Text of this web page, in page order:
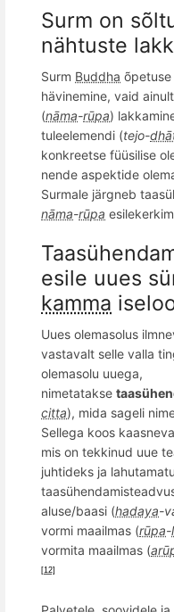
Surm on
nähtuste
Surm Buddha õpetuse
hävinemine, vaid
(nāma-rūpa)
tuleelemendi (tejo-
konkreetse füüsilise
nende aspektide
Surmale järgneb taasü
nāma-rūpa
esile uues sü
kamma
Uues olemasolus
vastavalt selle valla
olemasolu uuega,
nimetatakse
citta), mida sageli
Sellega koos
mis on tekkinud uue
juhtideks ja
aluse/baasi (hadaya-
vormi maailmas (rūpa-
vormita maailmas (
[12]